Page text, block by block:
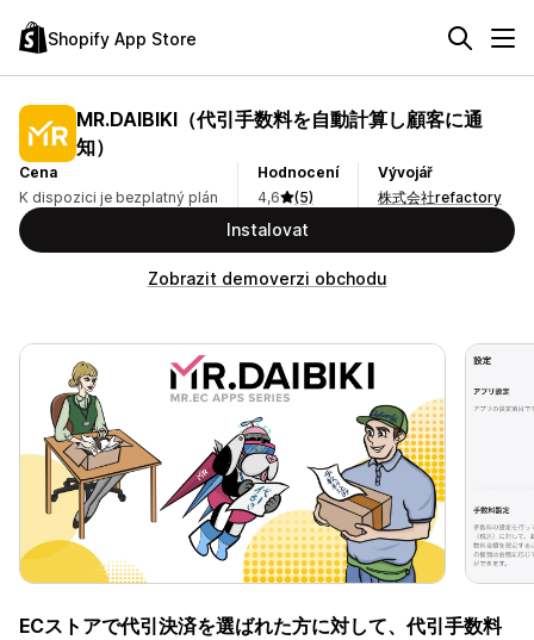
Shopify App Store
MR.DAIBIKI（代引手数料を自動計算し顧客に通
知）
Cena
K dispozici je bezplatný plán
Hodnocení
4,6
(5)
Vývojář
株式会社refactory
Instalovat
Zobrazit demoverzi obchodu
ECストアで代引決済を選ばれた方に対して、代引手数料